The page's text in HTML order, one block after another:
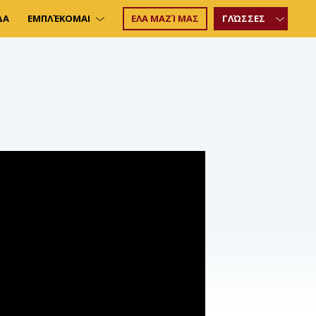
ΕΜΠΛΈΚΟΜΑΙ ΕΛΑ ΜΑΖΊ ΜΑΣ ΓΛΏΣΣΕΣ